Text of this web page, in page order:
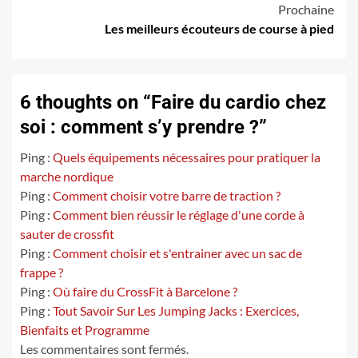
Prochaine
Les meilleurs écouteurs de course à pied
6 thoughts on “Faire du cardio chez
soi : comment s’y prendre ?”
Ping : Quels équipements nécessaires pour pratiquer la
marche nordique
Ping : Comment choisir votre barre de traction ?
Ping : Comment bien réussir le réglage d'une corde à
sauter de crossfit
Ping : Comment choisir et s'entrainer avec un sac de
frappe ?
Ping : Où faire du CrossFit à Barcelone ?
Ping : Tout Savoir Sur Les Jumping Jacks : Exercices,
Bienfaits et Programme
Les commentaires sont fermés.